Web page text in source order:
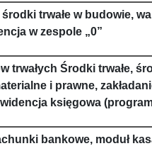
środki trwałe w budowie,
w zespole „0”
trwałych Środki trwałe,
i prawne,
księgowa
bankowe, moduł